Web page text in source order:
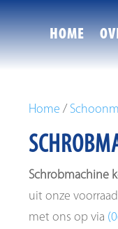
HOME
Home /
Schrobmachine
uit onze
met ons op via